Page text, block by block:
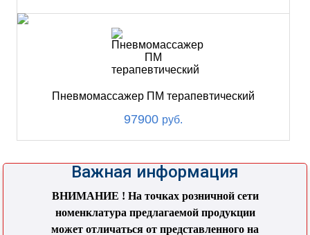
Пневмомассажер ПМ терапевтический
97900 руб.
Важная информация
ВНИМАНИЕ ! На точках розничной сети
номенклатура предлагаемой продукции
может отличаться от представленного на